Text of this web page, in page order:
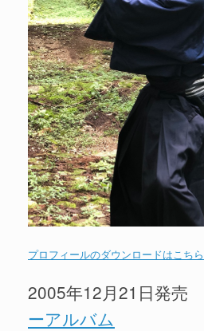
プロフィールのダウンロードはこちら
2005年12月21日発売
ーアルバム